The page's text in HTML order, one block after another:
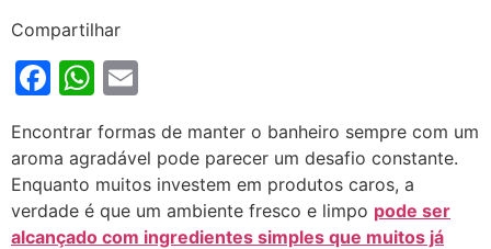
Compartilhar
Facebook
WhatsApp
Encontrar formas de manter o banheiro sempre com um
aroma agradável pode parecer um desafio constante.
Enquanto muitos investem em produtos caros, a
verdade é que um ambiente fresco e limpo pode ser
alcançado com ingredientes simples que muitos já